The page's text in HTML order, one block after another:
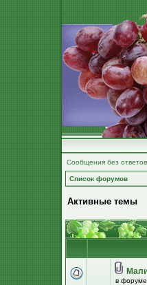
Сообщения без ответов
Список форумов
Активные темы
в форуме